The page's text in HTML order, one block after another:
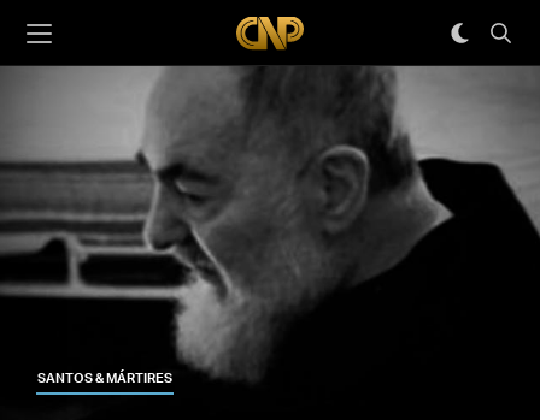
SANTOS & MÁRTIRES